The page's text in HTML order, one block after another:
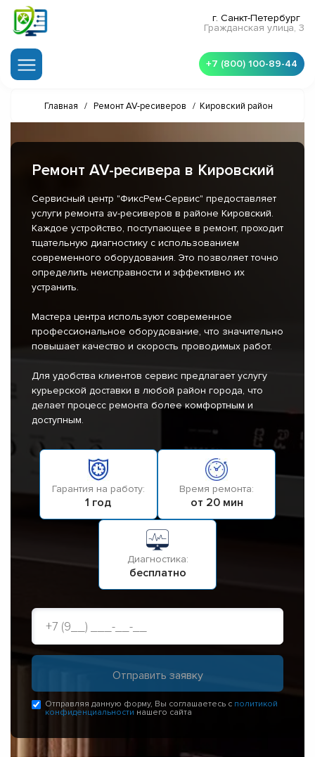
г. Санкт-Петербург
Гражданская улица, 3
+7 (800) 100-89-44
Главная / Ремонт AV-ресиверов / Кировский район
Ремонт AV-ресивера в Кировский
Сервисный центр "ФиксРем-Сервис" предоставляет
услуги ремонта av-ресиверов в районе Кировский.
Каждое устройство, поступающее в ремонт, проходит
тщательную диагностику с использованием
современного оборудования. Это позволяет точно
определить неисправности и эффективно их
устранить.
Мастера центра используют современное
профессиональное оборудование, что значительно
повышает качество и скорость проводимых работ.
Для удобства клиентов сервис предлагает услугу
курьерской доставки в любой район города, что
делает процесс ремонта более комфортным и
доступным.
Гарантия на работу:
1 год
Время ремонта:
от 20 мин
Диагностика:
бесплатно
Отправляя данную форму, Вы соглашаетесь с политикой
конфиденциальности нашего сайта